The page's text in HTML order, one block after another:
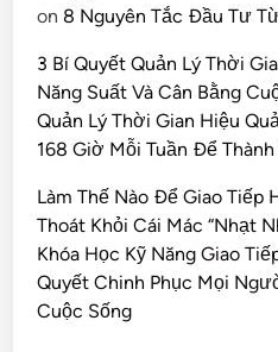
on 8 Nguyên Tắc Đầu Tư
3 Bí Quyết Quản Lý Thời
Năng Suất Và Cân Bằng
Quản Lý Thời Gian Hiệu
168 Giờ Mỗi Tuần Để
Làm Thế Nào Để Giao Tiếp
Thoát Khỏi Cái Mác “Nhạt
Khóa Học Kỹ Năng Giao
Quyết Chinh Phục Mọi
Cuộc Sống